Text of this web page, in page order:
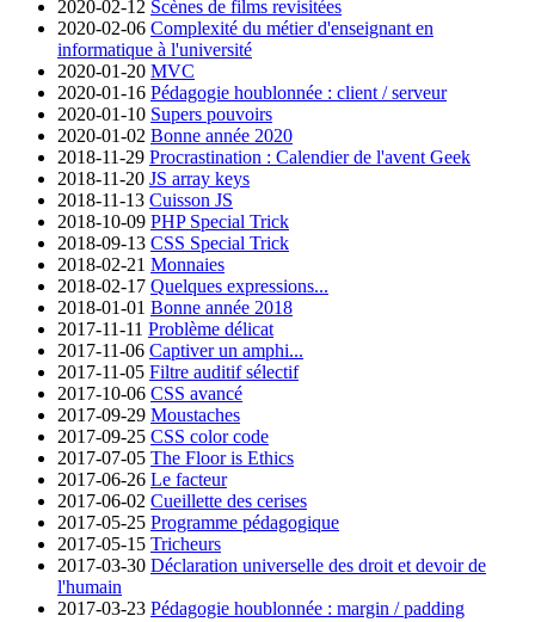
2020-02-12 Scènes de films revisitées
2020-02-06 Complexité du métier d'enseignant en
informatique à l'université
2020-01-20 MVC
2020-01-16 Pédagogie houblonnée : client / serveur
2020-01-10 Supers pouvoirs
2020-01-02 Bonne année 2020
2018-11-29 Procrastination : Calendier de l'avent Geek
2018-11-20 JS array keys
2018-11-13 Cuisson JS
2018-10-09 PHP Special Trick
2018-09-13 CSS Special Trick
2018-02-21 Monnaies
2018-02-17 Quelques expressions...
2018-01-01 Bonne année 2018
2017-11-11 Problème délicat
2017-11-06 Captiver un amphi...
2017-11-05 Filtre auditif sélectif
2017-10-06 CSS avancé
2017-09-29 Moustaches
2017-09-25 CSS color code
2017-07-05 The Floor is Ethics
2017-06-26 Le facteur
2017-06-02 Cueillette des cerises
2017-05-25 Programme pédagogique
2017-05-15 Tricheurs
2017-03-30 Déclaration universelle des droit et devoir de
l'humain
2017-03-23 Pédagogie houblonnée : margin / padding